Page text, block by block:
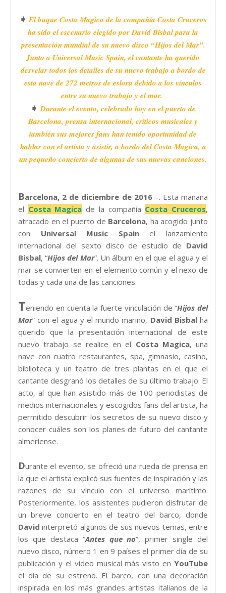
➧ El buque Costa Magica de la compañía Costa Cruceros
ha sido el escenario elegido por David Bisbal para la
presentación mundial de su nuevo disco “Hijos del Mar”.
Junto a Universal Music Spain, el cantante ha querido
desvelar todos los detalles de su nuevo trabajo a bordo de
esta nave de 272 metros de eslora debido a los vínculos
entre su nuevo trabajo y el mar.
➧Durante el evento, celebrado hoy en el puerto de
Barcelona, prensa internacional, críticos musicales y
también sus mejores fans han tenido oportunidad de
hablar con el artista y asistir, a bordo del Costa Magica, a
un pequeño concierto de algunas de sus nuevas canciones.
Barcelona, 2 de diciembre de 2016–. Esta mañana
el Costa Magica de la compañía Costa Cruceros,
atracado en el puerto de Barcelona, ha acogido junto
con Universal Music Spainel lanzamiento
internacional del sexto disco de estudio de David
Bisbal, “Hijos del Mar”. Un álbum en el que el agua y el
mar se convierten en el elemento común y el nexo de
todas y cada una de las canciones.
Teniendo en cuenta la fuerte vinculación de “Hijos del
Mar” con el agua y el mundo marino, David Bisbalha
querido que la presentación internacional de este
nuevo trabajo se realice en el Costa Magica, una
nave con cuatro restaurantes, spa, gimnasio, casino,
biblioteca y un teatro de tres plantas en el que el
cantante desgranó los detalles de su último trabajo. El
acto, al que han asistido más de 100 periodistas de
medios internacionales y escogidos fans del artista, ha
permitido descubrir los secretos de su nuevo disco y
conocer cuáles son los planes de futuro del cantante
almeriense.
Durante el evento, se ofreció una rueda de prensa en
la que el artista explicó sus fuentes de inspiración y las
razones de su vínculo con el universo marítimo.
Posteriormente, los asistentes pudieron disfrutar de
un breve concierto en el teatro del barco, donde
David interpretó algunos de sus nuevos temas, entre
los que destaca “Antes que no”, primer single del
nuevo disco, número 1 en 9 países el primer día de su
publicación y el vídeo musical más visto en YouTube
el día de su estreno. El barco, con una decoración
inspirada en los más grandes artistas italianos de la